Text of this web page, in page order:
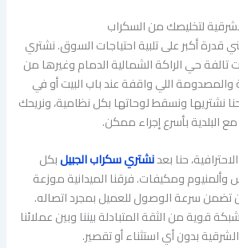
لتخليصك من السكراب
قدرة أكبر على تلبية احتياجات السوق. نشتري
حي الراكة الشمالية الدمام وغيرها من
والمصدومة اللي واقفة عند باب البيت أو في
نشتريها ونسقط لوحاتها بكل نظامية، ونريحك
بأسرع إجراء ممكن.
حنا بعدنشتري سكراب الجبيلبكل
وألمنيوم ومكيفات. فرقنا الميدانية موزعة
تضمن سرعة الوصول للعميل بمجرد اتصاله.
قوية من الثقة المتبادلة بيننا وبين عملائنا
بدون أي استثناء أو تقصير.